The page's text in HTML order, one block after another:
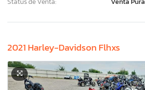
2021 Harley-Davidson Flhxs